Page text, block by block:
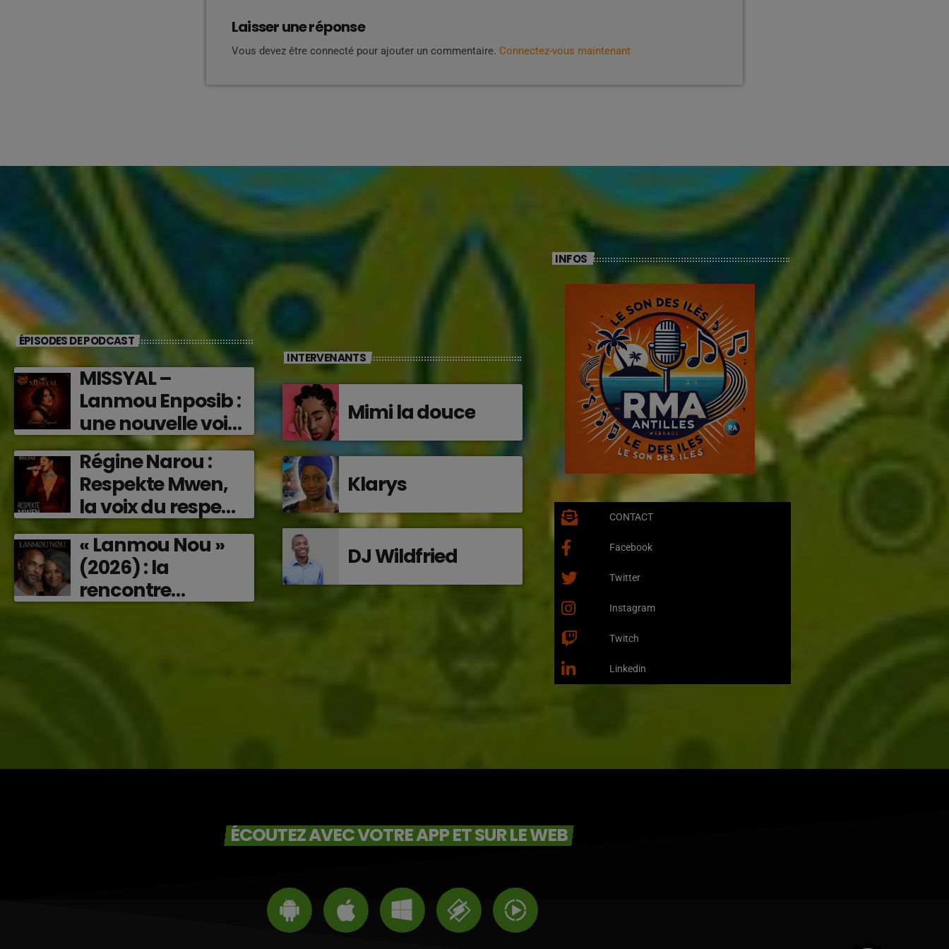
Laisser une réponse
Vous devez être connecté pour ajouter un commentaire. Connectez-vous maintenant
ÉPISODES DE PODCAST
MISSYAL –
Lanmou Enposib :
une nouvelle voix
caribéenne qui
transforme les
émotions en
musique (2026)
Régine Narou :
Respekte Mwen,
la voix du respect
‘2026)
« Lanmou Nou »
(2026) : la
rencontre
Victor O et
INTERVENANTS
Mimi la douce
Klarys
DJ Wildfried
INFOS
CONTACT
Facebook
Twitter
Instagram
Twitch
Linkedin
ÉCOUTEZ AVEC VOTRE APP ET SUR LE WEB